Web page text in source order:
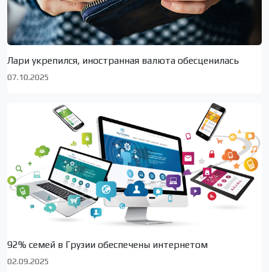
Лари укрепился, иностранная валюта обесценилась
07.10.2025
92% семей в Грузии обеспечены интернетом
02.09.2025